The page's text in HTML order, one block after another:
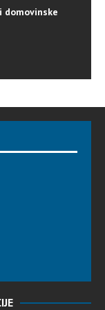
domovinske